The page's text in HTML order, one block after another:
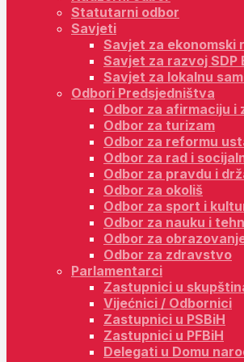
Statutarni odbor
Savjeti
Savjet za ekonomski
Savjet za razvoj SDP
Savjet za lokalnu
Odbori Predsjedništva
Odbor za afirmaciju
Odbor za turizam
Odbor za reformu
Odbor za rad i
Odbor za pravdu i
Odbor za okoliš
Odbor za sport i
Odbor za nauku i
Odbor za
Odbor za zdravstvo
Parlamentarci
Zastupnici u
Vijećnici / Odbornici
Zastupnici u PSBiH
Zastupnici u PFBiH
Delegati u Domu